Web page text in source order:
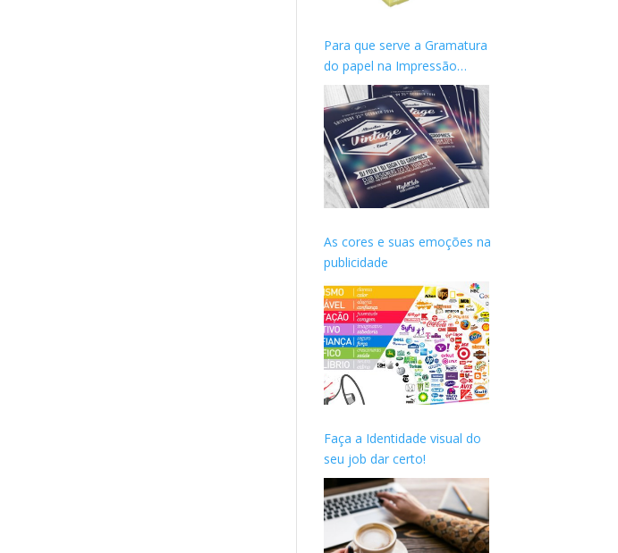
Para que serve a Gramatura
do papel na Impressão
gráfica?
As cores e suas emoções na
publicidade
Faça a Identidade visual do
seu job dar certo!